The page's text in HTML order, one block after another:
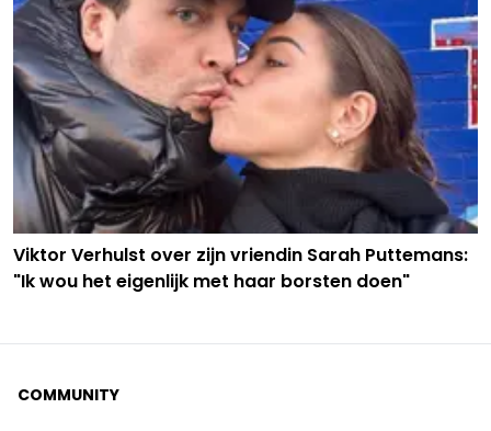
Viktor Verhulst over zijn vriendin Sarah Puttemans:
"Ik wou het eigenlijk met haar borsten doen"
COMMUNITY